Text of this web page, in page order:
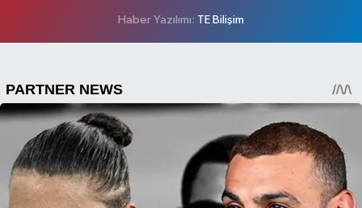
Haber Yazılımı: TE Bilişim